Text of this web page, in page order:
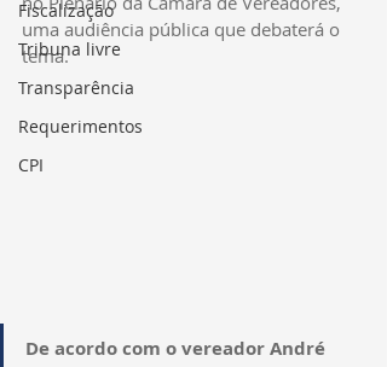
Fiscalização
Tribuna livre
Transparência
Requerimentos
CPI
uma audiência pública que debaterá o
tema.
De acordo com o vereador André